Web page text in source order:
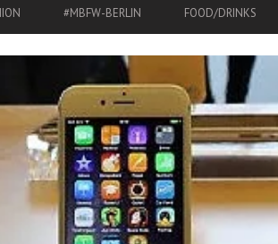
#MBFW-BERLIN FOOD/DRINKS